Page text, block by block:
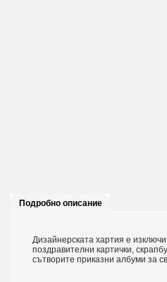
Подробно описание
Дизайнерската хартия е
поздравителни картички,
сътворите приказни албуми за